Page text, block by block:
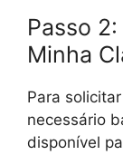
Passo
Minha
Para
necessário
disponível